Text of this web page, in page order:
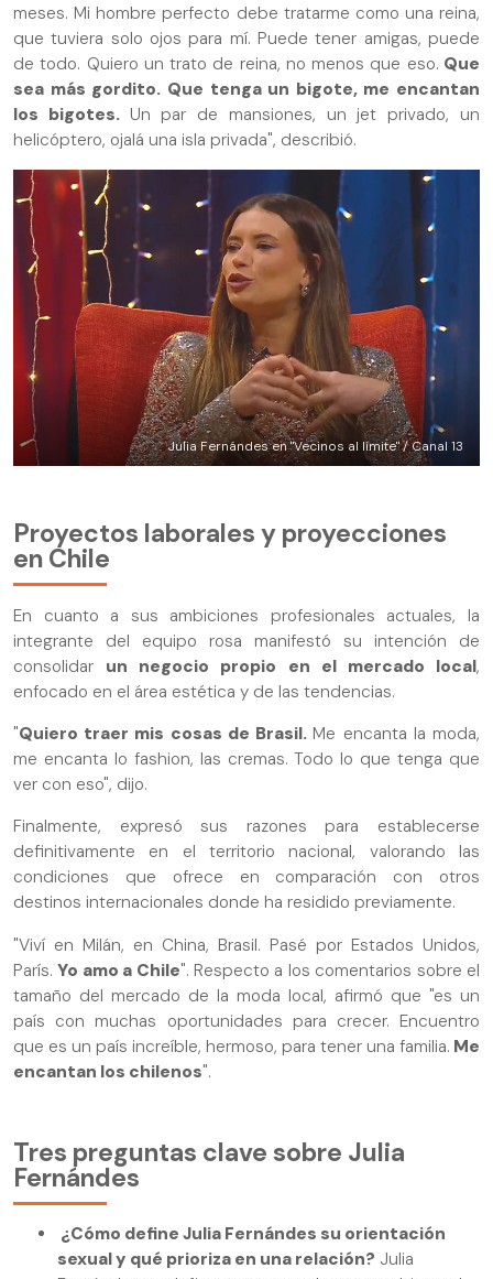
meses. Mi hombre perfecto debe tratarme como una reina,
que tuviera solo ojos para mí. Puede tener amigas, puede
de todo. Quiero un trato de reina, no menos que eso. Que
sea más gordito. Que tenga un bigote, me encantan
los bigotes. Un par de mansiones, un jet privado, un
helicóptero, ojalá una isla privada", describió.
Julia Fernándes en "Vecinos al límite" / Canal 13
Proyectos laborales y proyecciones
en Chile
En cuanto a sus ambiciones profesionales actuales, la
integrante del equipo rosa manifestó su intención de
consolidar un negocio propio en el mercado local,
enfocado en el área estética y de las tendencias.
"Quiero traer mis cosas de Brasil. Me encanta la moda,
me encanta lo fashion, las cremas. Todo lo que tenga que
ver con eso", dijo.
Finalmente, expresó sus razones para establecerse
definitivamente en el territorio nacional, valorando las
condiciones que ofrece en comparación con otros
destinos internacionales donde ha residido previamente.
"Viví en Milán, en China, Brasil. Pasé por Estados Unidos,
París.Yo amo a Chile". Respecto a los comentarios sobre el
tamaño del mercado de la moda local, afirmó que "es un
país con muchas oportunidades para crecer. Encuentro
que es un país increíble, hermoso, para tener una familia. Me
encantan los chilenos".
Tres preguntas clave sobre Julia
Fernándes
¿Cómo define Julia Fernándes su orientación
sexual y qué prioriza en una relación? Julia